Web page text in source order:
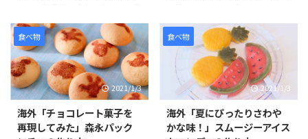
https://www.youtube.com/watc
h?v=q ...
いつも通り、日本の”ものつく
り”はいちばんだね。 コメントが
かっこいいね。普通に使って ...
革に漆で模様を付けたもので、印
度（インド）より伝来した装飾品
をのちに、国内で作られた際に印
度伝来を略して「印伝」と呼ばれ
ています。 印伝は、袋物として
江戸時代には各地で作られ、当時
から庶民の間で親しまれていまし
たが、今製法が伝わっているのは
「甲州印伝」のみです。鹿皮に燻
で、東京とは独立しているため、
独自の進化を遂げた宝の島であ
る。たくさんある島の中で人が住
んでいるのは母島、父島で、フェ
リーを使って24時間かけてたくさ
んの人が旅行に訪れる。 父島
で、戦争の歴史を知りたいのなら
ガイドをつける必要がある。今回
の旅は、小笠原の歴史についても
食べ物
2021/1/3
海外「チョコレート菓子を
再現してみた」森永パック
食べ物
2021/1/3
海外「夏にぴったりさわや
かな味！」スムージーアイス